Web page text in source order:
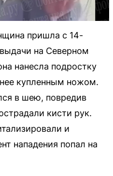
пришла с 14-
на Северном
нанесла подростку
купленным ножом.
в шею, повредив
кисти рук.
и
нападения попал на